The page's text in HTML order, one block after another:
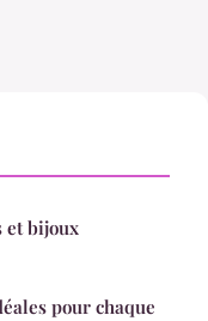
et bijoux
pour chaque